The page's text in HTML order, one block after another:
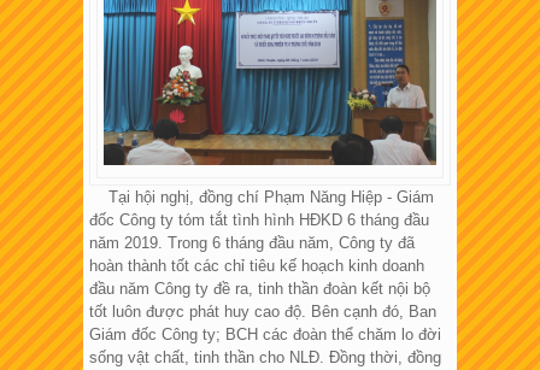
Tại hội nghị, đồng chí Phạm Năng Hiệp - Giám
đốc Công ty tóm tắt tình hình HĐKD 6 tháng đầu
năm 2019. Trong 6 tháng đầu năm, Công ty đã
hoàn thành tốt các chỉ tiêu kế hoạch kinh doanh
đầu năm Công ty đề ra, tinh thần đoàn kết nội bộ
tốt luôn được phát huy cao độ. Bên cạnh đó, Ban
Giám đốc Công ty; BCH các đoàn thể chăm lo đời
sống vật chất, tinh thần cho NLĐ. Đồng thời, đồng